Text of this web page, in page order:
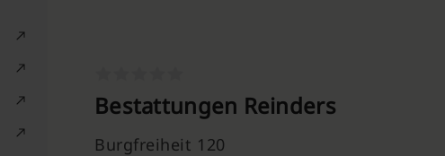
Bestattungen Reinders
Burgfreiheit 120